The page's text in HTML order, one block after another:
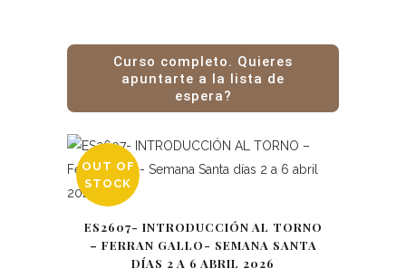
Curso completo. Quieres
apuntarte a la lista de
espera?
OUT OF
STOCK
ES2607- INTRODUCCIÓN AL TORNO
– FERRAN GALLO- SEMANA SANTA
DÍAS 2 A 6 ABRIL 2026